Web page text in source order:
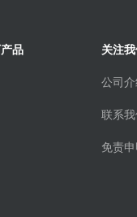
品 关注
公司
联系
免责